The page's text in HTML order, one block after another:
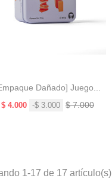
Dañado] Juego...
Precio
$ 4.000 -$ 3.000 Precio
$ 7.000
1-17 de 17 artículo(s)